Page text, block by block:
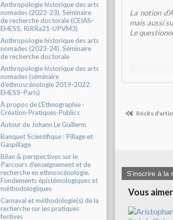
Anthropologie historique des arts
nomades (2022-23). Séminaire
de recherche doctorale (CEIAS-
EHESS, RiRRa21-UPVM3)
Anthropologie historique des arts
nomades (2023-24). Séminaire
de recherche doctorale
Anthropologie historique des arts
nomades (séminaire
d'ethnoscénologie 2019-2022.
EHESS-Paris)
À propos de L'Ethnographie ·
Création·Pratiques·Publics
Autour de Johann Le Guillerm
Banquet Scientifique : Pillage et
Gaspillage
Bilan & perspectives sur le
Parcours d'enseignement et de
recherche en ethnoscénologie.
Fondements épistémologiques et
méthodologiques
Carnaval et méthodologie(s) de la
recherche sur les pratiques
festives
La notion
mais aussi
Le
Récits
S'inscrire à la
Vous